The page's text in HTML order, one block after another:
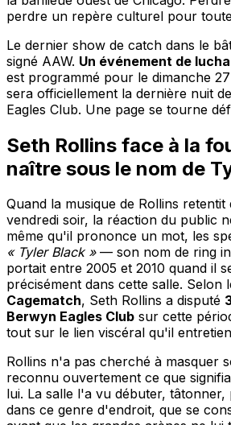
perdre un repère culturel pour
Le dernier show de catch dans le
signé AAW. Un événement de
est programmé pour le dimanche
sera officiellement la dernière nuit
Eagles Club. Une page se tourne
Seth Rollins face à la
naître sous le nom de
Quand la musique de Rollins retentit
vendredi soir, la réaction du public
même qu'il prononce un mot, les
« Tyler Black »— son nom de ring
portait entre 2005 et 2010 quand il
précisément dans cette salle. Selon
Cagematch, Seth Rollins a disputé
Berwyn Eagles Club sur cette
tout sur le lien viscéral qu'il
Rollins n'a pas cherché à masquer
reconnu ouvertement ce que
lui. La salle l'a vu débuter, tâtonner,
dans ce genre d'endroit, que se